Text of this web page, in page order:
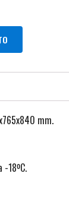
mm.
18ºC.